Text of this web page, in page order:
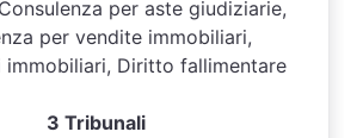
per aste giudiziarie,
per vendite immobiliari,
immobiliari, Diritto fallimentare
3 Tribunali